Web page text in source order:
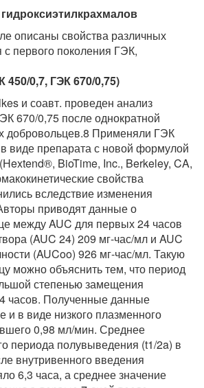
описаны свойства различных
первого поколения ГЭК,
450/0,7, ГЭК 670/0,75)
и соавт. проведен анализ
670/0,75 после однократной
добровольцев.8 Применяли ГЭК
виде препарата с новой формулой
BioTime, Inc., Berkeley, CA,
свойства
вследствие изменения
приводят данные о
между AUC для первых 24 часов
(AUC 24) 209 мг-час/мл и AUC
(AUCoo) 926 мг-час/мл. Такую
можно объяснить тем, что период
степенью замещения
часов. Полученные данные
и в виде низкого плазменного
0,98 мл/мин. Среднее
периода полувыведения (t1/2a) в
внутривенного введения
6,3 часа, а среднее значение